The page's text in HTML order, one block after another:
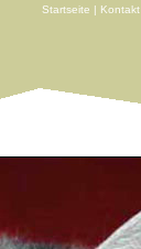
Startseite | Kontakt